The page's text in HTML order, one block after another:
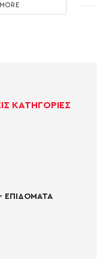
ΚΑΤΗΓΟΡΙΕΣ
ΕΠΙΔΟΜΑΤΑ